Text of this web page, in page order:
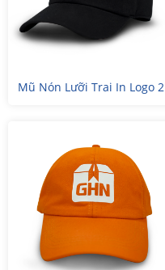
Mũ Nón Lưỡi Trai In Logo 2